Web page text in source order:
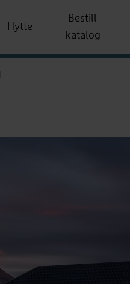
Hytte
Bestill
katalog